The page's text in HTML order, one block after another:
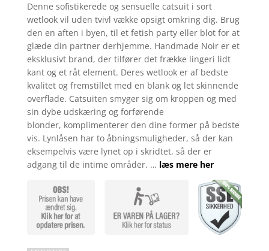
af 5
baseret på
kundebedøm
melser
Denne sofistikerede og sensuelle catsuit i sort
wetlook vil uden tvivl vække opsigt omkring dig. Brug
den en aften i byen, til et fetish party eller blot for at
glæde din partner derhjemme. Handmade Noir er et
eksklusivt brand, der tilfører det frække lingeri lidt
kant og et råt element. Deres wetlook er af bedste
kvalitet og fremstillet med en blank og let skinnende
overflade. Catsuiten smyger sig om kroppen og med
sin dybe udskæring og forførende
blonder, komplimenterer den dine former på bedste
vis. Lynlåsen har to åbningsmuligheder, så der kan
eksempelvis være lynet op i skridtet, så der er
adgang til de intime områder. … læs mere her